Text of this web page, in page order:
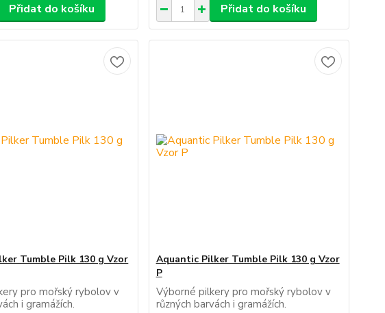
Přidat do košíku Přidat do košíku
Tumble Pilk 130 g Vzor
pro mořský rybolov v
i gramážích.
Aquantic Pilker Tumble Pilk 130 g Vzor
P
Výborné pilkery pro mořský rybolov v
různých barvách i gramážích.